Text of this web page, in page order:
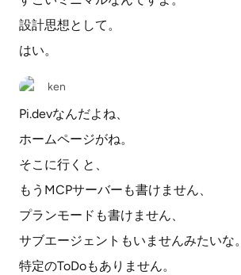
設計思想として。
はい。
ken
Pi.devなんだよね、
ホームページがね。
そこに行くと、
もうMCPサーバーも書けません、
プランモードも書けません、
サブエージェントもいませんみたいな。
特定のToDoもありません。